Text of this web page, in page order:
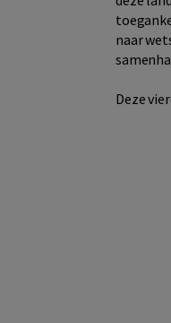
naar
Deze